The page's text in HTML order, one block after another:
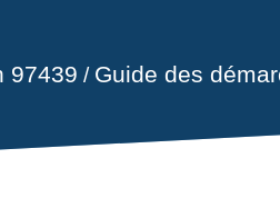
97439 / Guide des